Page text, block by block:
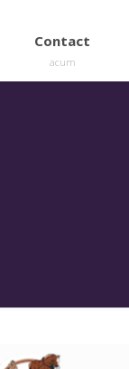
Contact
acum